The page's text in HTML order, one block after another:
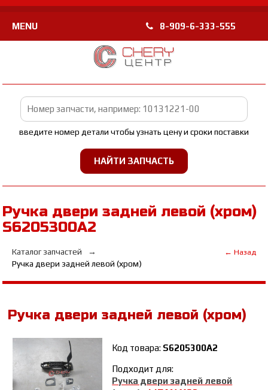
MENU 8-909-6-333-555
введите номер детали чтобы узнать цену и сроки поставки
Ручка двери задней левой (хром)
S6205300A2
Каталог запчастей
Ручка двери задней левой (хром)
← Назад
Ручка двери задней левой (хром)
Код товара: S6205300A2
Подходит для:
Ручка двери задней левой